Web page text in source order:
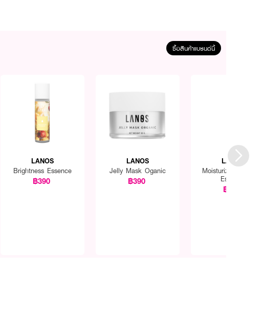
ซื้อสินค้าแบรนด์นี้
LANOS
Brightness Essence
฿390
LANOS
Jelly Mask Oganic
฿390
LANOS
Moisturizer Acnology
Essence
฿390